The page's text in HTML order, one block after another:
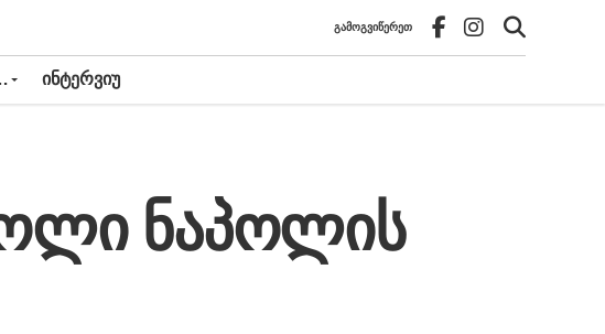
ᲒᲐᲛᲝᲒᲕᲘᲬᲔᲠᲔᲗ
ᲘᲜᲢᲔᲠᲕᲘᲣ
ნაპოლის